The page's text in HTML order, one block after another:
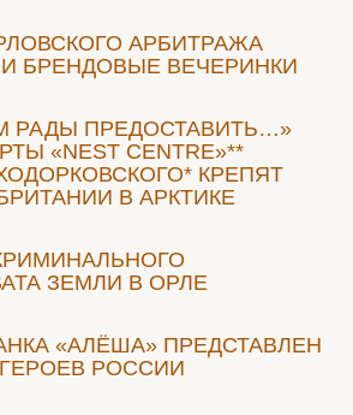
АРБИТРАЖА
БРЕНДОВЫЕ ВЕЧЕРИНКИ
РАДЫ ПРЕДОСТАВИТЬ…»
«NEST CENTRE»**
КРЕПЯТ
В АРКТИКЕ
ЗЕМЛИ В ОРЛЕ
«АЛЁША» ПРЕДСТАВЛЕН
РОССИИ